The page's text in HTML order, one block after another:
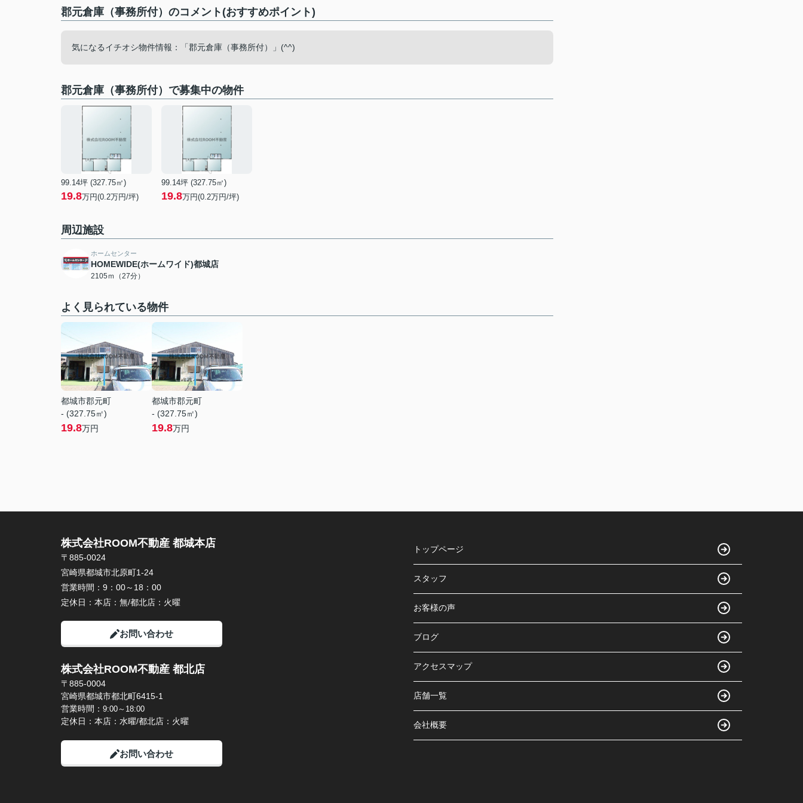
郡元倉庫（事務所付）のコメント(おすすめポイント)
気になるイチオシ物件情報：「郡元倉庫（事務所付）」(^^)
郡元倉庫（事務所付）で募集中の物件
99.14坪 (327.75㎡)
19.8万円(0.2万円/坪)
99.14坪 (327.75㎡)
19.8万円(0.2万円/坪)
周辺施設
ホームセンター
HOMEWIDE(ホームワイド)都城店
2105ｍ（27分）
よく見られている物件
都城市郡元町
- (327.75㎡)
19.8万円
都城市郡元町
- (327.75㎡)
19.8万円
株式会社ROOM不動産 都城本店
〒885-0024
宮崎県都城市北原町1-24
営業時間： 9：00～18：00
定休日： 本店：無/都北店：火曜
お問い合わせ
株式会社ROOM不動産 都北店
〒885-0004
宮崎県都城市都北町6415-1
営業時間： 9:00～18:00
定休日：本店：水曜/都北店：火曜
お問い合わせ
トップページ
スタッフ
お客様の声
ブログ
アクセスマップ
店舗一覧
会社概要